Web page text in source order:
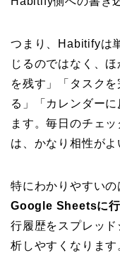
つまり、Habitifyは
じるのではなく、
を残す」「タスク
る」「カレンダー
ます。毎日のチェ
は、かなり相性がよ
特にわかりやすいの
Google Sheetsに
行履歴をスプレッ
析しやすくなりま